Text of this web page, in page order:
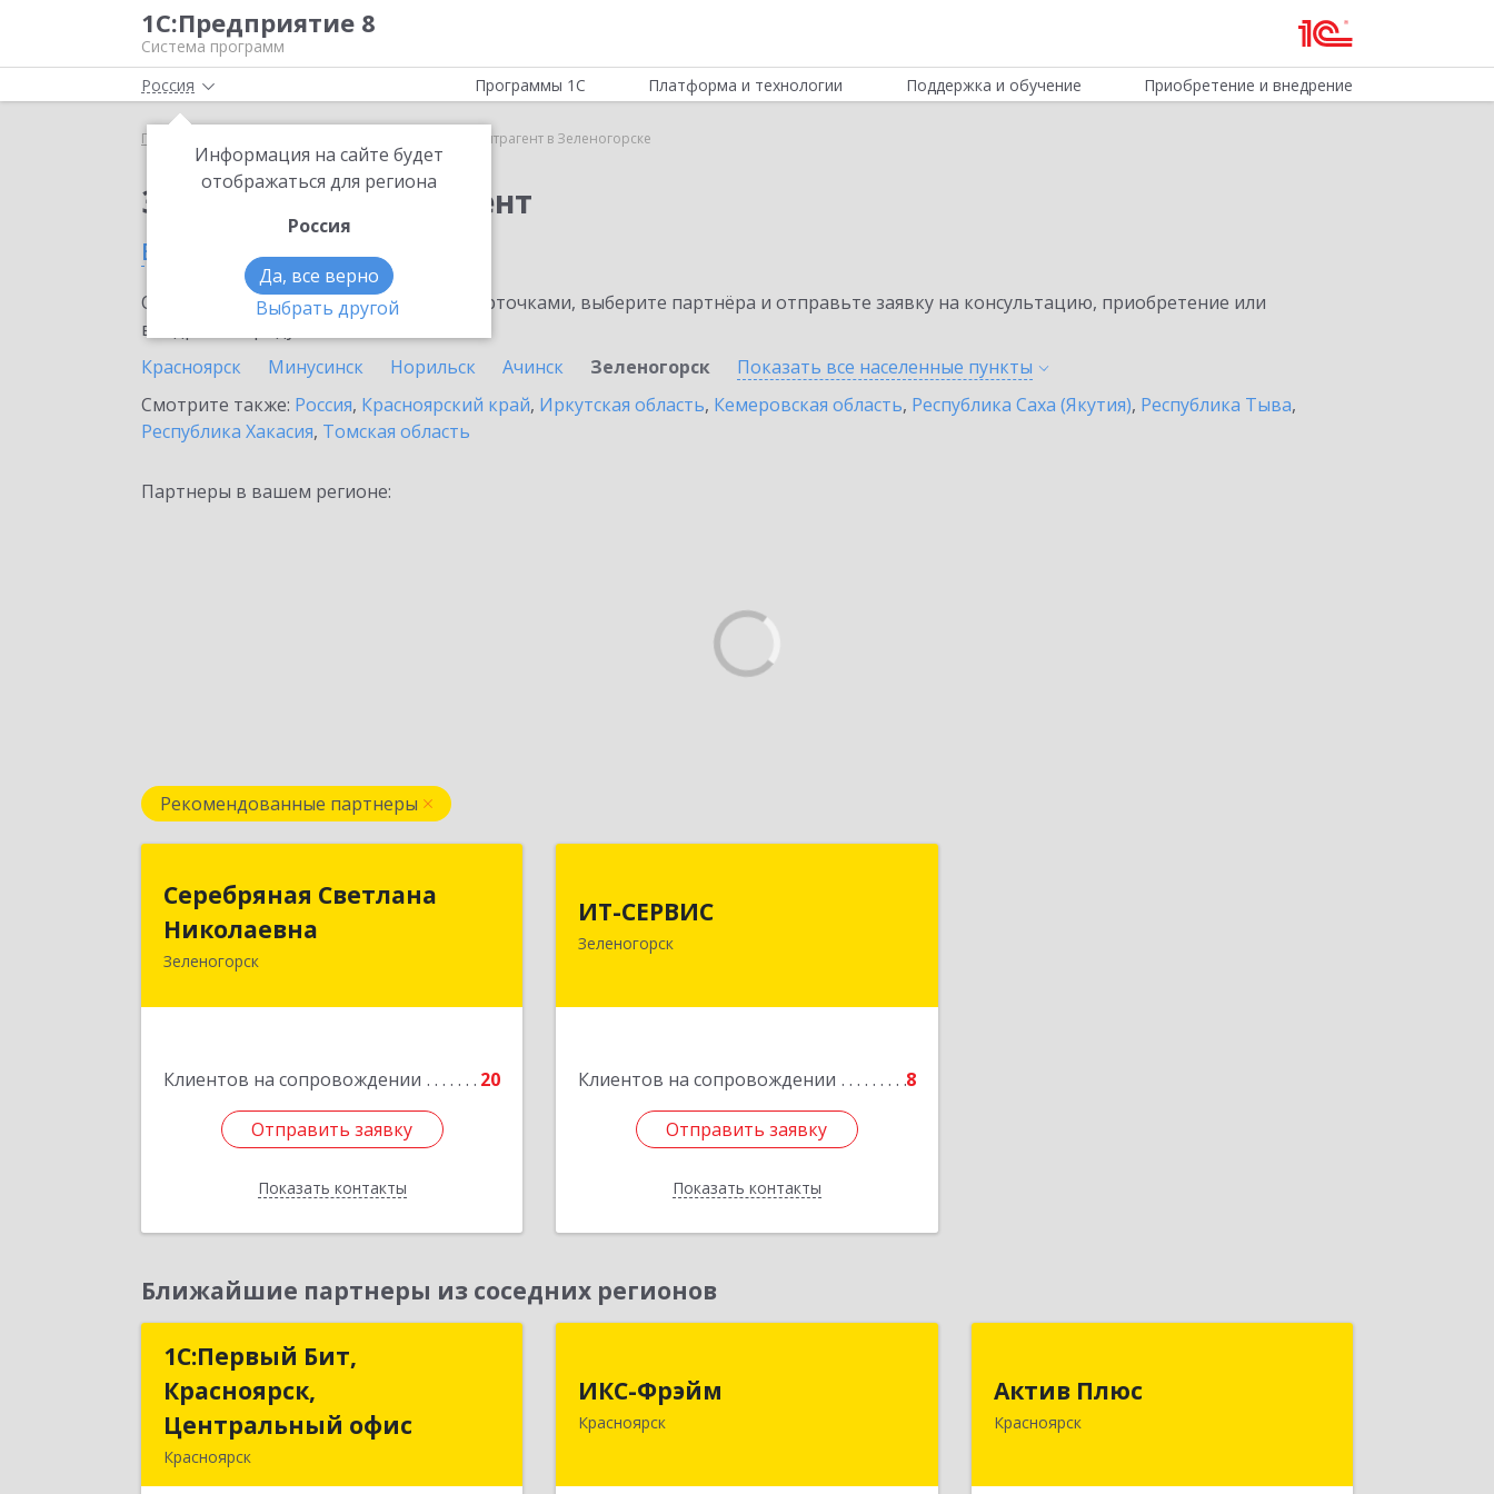
1С:Предприятие 8
Система программ
Россия
Информация на сайте будет
отображаться для региона
Россия
Да, все верно
Выбрать другой
Программы 1С Платформа и технологии Поддержка и обучение Приобретение и внедрение
Главная 1С:Контрагент в Зеленогорске
Заказать 1С:Контрагент
в Зеленогорске
Ознакомьтесь с информационными карточками, выберите партнёра и отправьте заявку на консультацию, приобретение или
внедрение продукта.
Красноярск
Минусинск Норильск Ачинск Зеленогорск Показать все населенные пункты
Смотрите также: Россия, Красноярский край, Иркутская область, Кемеровская область, Республика Саха (Якутия), Республика Тыва,
Республика Хакасия, Томская область
Партнеры в вашем регионе:
Рекомендованные партнеры
Серебряная Светлана
Николаевна
Зеленогорск
Клиентов на сопровождении 20
Отправить заявку
Показать контакты
Серебряная Светлана
Николаевна
Подробнее
Отправить заявку
Назад
ИТ-СЕРВИС
Зеленогорск
Клиентов на сопровождении 8
Отправить заявку
Показать контакты
Зеленогорск г, Гагарина ул, дом № 34
Подробнее
Отправить заявку
Назад
Ближайшие партнеры из соседних регионов
1С:Первый Бит,
Красноярск,
Центральный офис
Красноярск
1С:Первый Бит,
Центральный офис
ИКС-Фрэйм
Красноярск
Красноярск г, Батурина ул, дом № 32,
Актив Плюс
Красноярск
Красноярск г, Обороны ул, дом № 3,